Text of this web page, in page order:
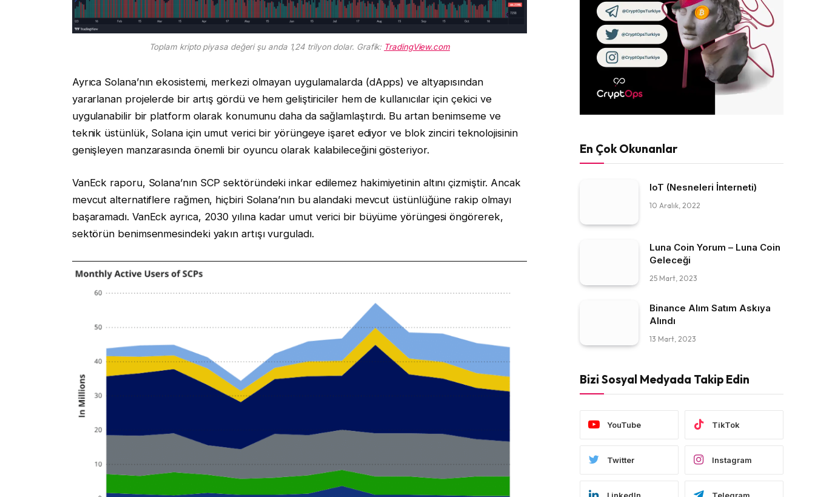
Toplam kripto piyasa değeri şu anda 1,24 trilyon dolar. Grafik: TradingView.com
Ayrıca Solana’nın ekosistemi, merkezi olmayan uygulamalarda (dApps) ve altyapısından
yararlanan projelerde bir artış gördü ve hem geliştiriciler hem de kullanıcılar için çekici ve
uygulanabilir bir platform olarak konumunu daha da sağlamlaştırdı. Bu artan benimseme ve
teknik üstünlük, Solana için umut verici bir yörüngeye işaret ediyor ve blok zinciri teknolojisinin
genişleyen manzarasında önemli bir oyuncu olarak kalabileceğini gösteriyor.
VanEck raporu, Solana’nın SCP sektöründeki inkar edilemez hakimiyetinin altını çizmiştir. Ancak
mevcut alternatiflere rağmen, hiçbiri Solana’nın bu alandaki mevcut üstünlüğüne rakip olmayı
başaramadı. VanEck ayrıca, 2030 yılına kadar umut verici bir büyüme yörüngesi öngörerek,
sektörün benimsenmesindeki yakın artışı vurguladı.
En Çok Okunanlar
IoT (Nesneleri İnterneti)
10 Aralık, 2022
Luna Coin Yorum – Luna Coin
Geleceği
25 Mart, 2023
Binance Alım Satım Askıya
Alındı
13 Mart, 2023
Bizi Sosyal Medyada Takip Edin
YouTube TikTok
Twitter Instagram